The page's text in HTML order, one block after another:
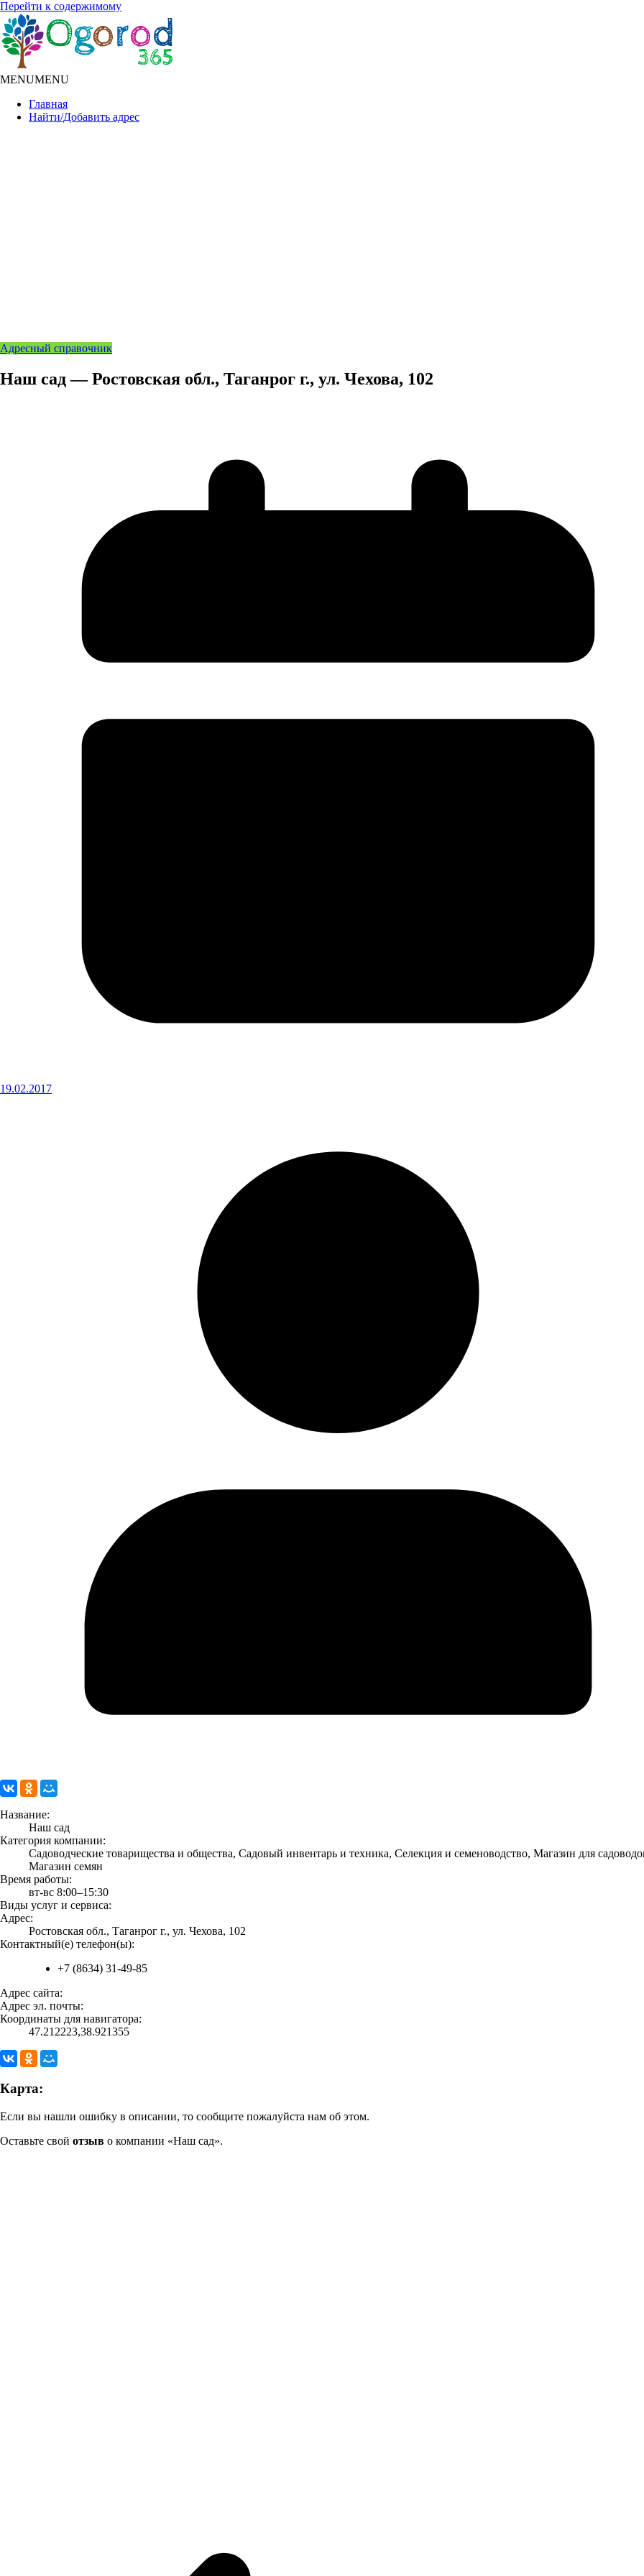
Перейти к содержимому
MENUMENU
Главная
Найти/Добавить адрес
Адресный справочник
Наш сад — Ростовская обл., Таганрог г., ул. Чехова, 102
19.02.2017
Название:
Наш сад
Категория компании:
Садоводческие товарищества и общества, Садовый инвентарь и техника, Селекция и семеноводство, Магазин для
Магазин семян
Время работы:
вт-вс 8:00–15:30
Виды услуг и сервиса:
Адрес:
Ростовская обл., Таганрог г., ул. Чехова, 102
Контактный(е) телефон(ы):
+7 (8634) 31-49-85
Адрес сайта:
Адрес эл. почты:
Координаты для навигатора:
47.212223,38.921355
Карта:
Если вы нашли ошибку в описании, то сообщите пожалуйста нам об этом.
Оставьте свой отзыв о компании «Наш сад».